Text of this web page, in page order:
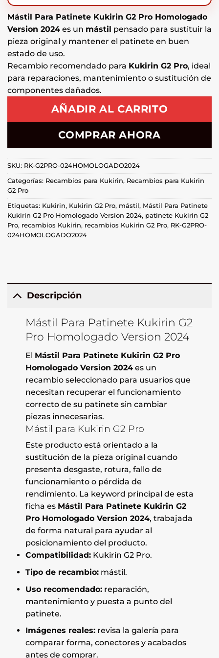
Mástil Para Patinete Kukirin G2 Pro Homologado
Version 2024 es un mástil pensado para sustituir la
pieza original y mantener el patinete en buen
estado de uso.
Recambio recomendado para Kukirin G2 Pro, ideal
para reparaciones, mantenimiento o sustitución de
componentes dañados.
AÑADIR AL CARRITO
COMPRAR AHORA
SKU: RK-G2PRO-024HOMOLOGADO2024
Categorías: Recambios para Kukirin, Recambios para Kukirin
G2 Pro
Etiquetas: Kukirin, Kukirin G2 Pro, mástil, Mástil Para Patinete
Kukirin G2 Pro Homologado Version 2024, patinete Kukirin G2
Pro, recambios Kukirin, recambios Kukirin G2 Pro, RK-G2PRO-
024HOMOLOGADO2024
Descripción
Mástil Para Patinete Kukirin G2
Pro Homologado Version 2024
El Mástil Para Patinete Kukirin G2 Pro
Homologado Version 2024es un
recambio seleccionado para usuarios que
necesitan recuperar el funcionamiento
correcto de su patinete sin cambiar
piezas innecesarias.
Mástil para Kukirin G2 Pro
Este producto está orientado a la
sustitución de la pieza original cuando
presenta desgaste, rotura, fallo de
funcionamiento o pérdida de
rendimiento. La keyword principal de esta
ficha es Mástil Para Patinete Kukirin G2
Pro Homologado Version 2024, trabajada
de forma natural para ayudar al
posicionamiento del producto.
Compatibilidad:Kukirin G2 Pro.
Tipo de recambio:mástil.
Uso recomendado:reparación,
mantenimiento y puesta a punto del
patinete.
Imágenes reales:revisa la galería para
comparar forma, conectores y acabados
antes de comprar.